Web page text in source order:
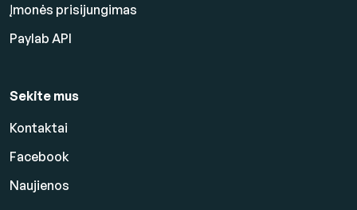
Įmonės prisijungimas
Paylab API
Sekite mus
Kontaktai
Facebook
Naujienos